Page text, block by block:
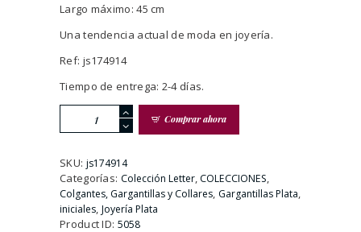
Largo máximo: 45 cm
Una tendencia actual de moda en joyería.
Ref: js174914
Tiempo de entrega: 2-4 días.
Circonitas
y
Colgante
Inicial
U.
Comprar ahora
SKU: js174914
Categorías: Colección Letter, COLECCIONES,
Colgantes, Gargantillas y Collares, Gargantillas Plata,
iniciales, Joyería Plata
Product ID: 5058